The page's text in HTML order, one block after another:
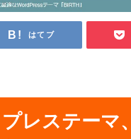
はてブ
レステーマ、